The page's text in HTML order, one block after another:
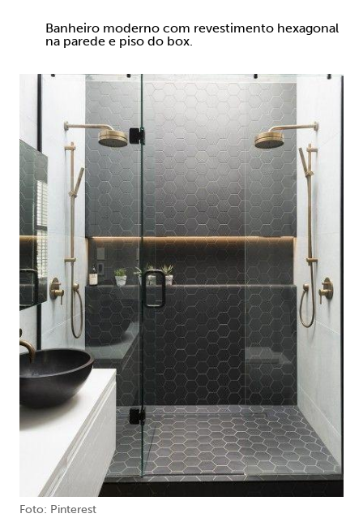
Banheiro moderno com revestimento hexagonal
na parede e piso do box.
Foto: Pinterest